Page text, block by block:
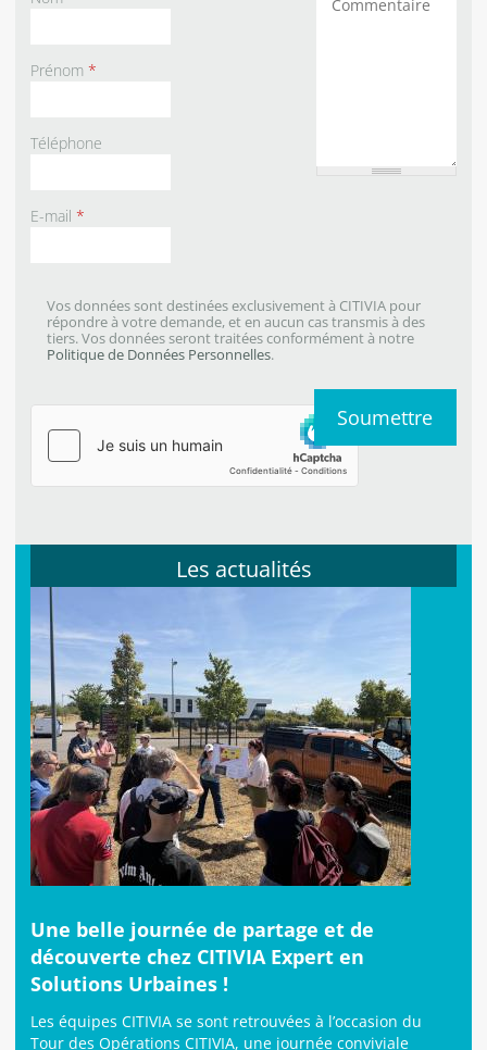
Prénom *
Téléphone
E-mail *
Vos données sont destinées exclusivement à CITIVIA pour
répondre à votre demande, et en aucun cas transmis à des
tiers. Vos données seront traitées conformément à notre
Politique de Données Personnelles.
Les actualités
Une belle journée de partage et de
découverte chez CITIVIA Expert en
Solutions Urbaines !
Les équipes CITIVIA se sont retrouvées à l’occasion du
Tour des Opérations CITIVIA, une journée conviviale